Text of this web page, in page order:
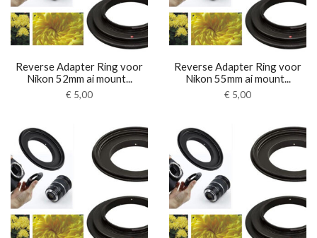
Reverse Adapter Ring voor
Nikon 52mm ai mount...
€ 5,00
Reverse Adapter Ring voor
Nikon 55mm ai mount...
€ 5,00